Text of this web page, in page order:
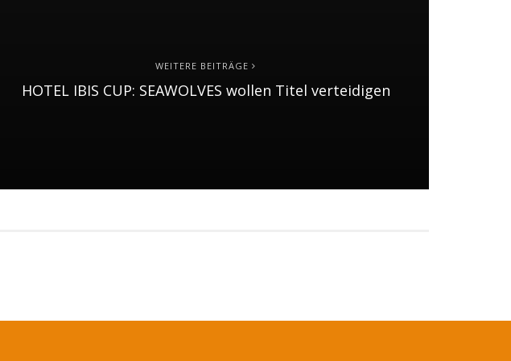
WEITERE BEITRÄGE
HOTEL IBIS CUP: SEAWOLVES wollen Titel verteidigen